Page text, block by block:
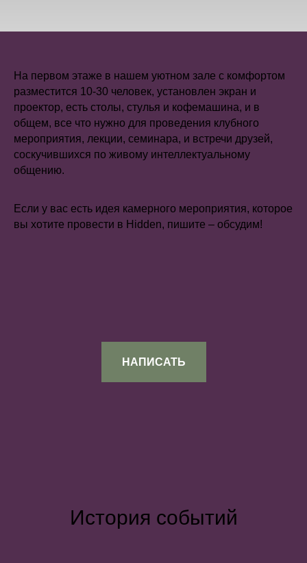
На первом этаже в нашем уютном зале с комфортом
разместится 10-30 человек, установлен экран и
проектор, есть столы, стулья и кофемашина, и в
общем, все что нужно для проведения клубного
мероприятия, лекции, семинара, и встречи друзей,
соскучившихся по живому интеллектуальному
общению.
Если у вас есть идея камерного мероприятия, которое
вы хотите провести в Hidden, пишите – обсудим!
НАПИСАТЬ
История событий